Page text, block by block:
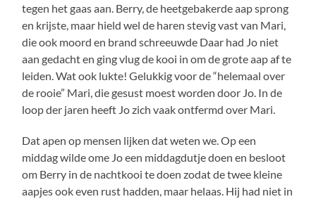
tegen het gaas aan. Berry, de heetgebakerde aap sprong
en krijste, maar hield wel de haren stevig vast van Mari,
die ook moord en brand schreeuwde Daar had Jo niet
aan gedacht en ging vlug de kooi in om de grote aap af te
leiden. Wat ook lukte! Gelukkig voor de “helemaal over
de rooie” Mari, die gesust moest worden door Jo. In de
loop der jaren heeft Jo zich vaak ontfermd over Mari.
Dat apen op mensen lijken dat weten we. Op een
middag wilde ome Jo een middagdutje doen en besloot
om Berry in de nachtkooi te doen zodat de twee kleine
aapjes ook even rust hadden, maar helaas. Hij had niet in